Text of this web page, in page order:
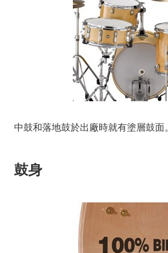
中鼓和落地鼓於出廠時就有塗層鼓面。
鼓身